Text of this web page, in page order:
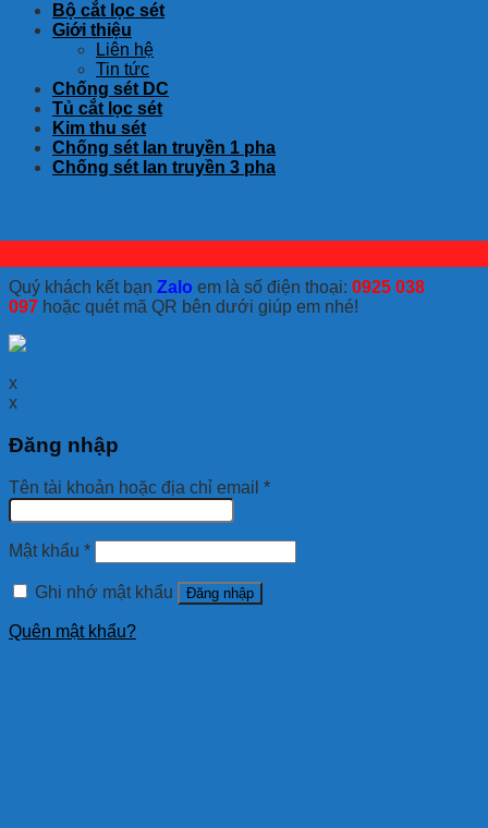
Bộ cắt lọc sét
Giới thiệu
Liên hệ
Tin tức
Chống sét DC
Tủ cắt lọc sét
Kim thu sét
Chống sét lan truyền 1 pha
Chống sét lan truyền 3 pha
Quý khách kết bạn Zalo em là số điện thoại: 0925 038
097 hoặc quét mã QR bên dưới giúp em nhé!
x
x
Đăng nhập
Tên tài khoản hoặc địa chỉ email *
Mật khẩu *
Ghi nhớ mật khẩu Đăng nhập
Quên mật khẩu?